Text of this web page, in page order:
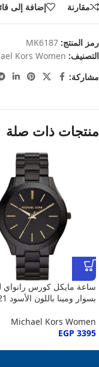
مقارنة إضافة إلى
رمز المنتج: MK6187
التصنيف: Kors Women
مشاركة:
منتجات ذات صلة
ساعة مايكل كورس رانواي
بسوار ومينا باللون الأسود MK3221
Michael Kors Women
EGP 3395